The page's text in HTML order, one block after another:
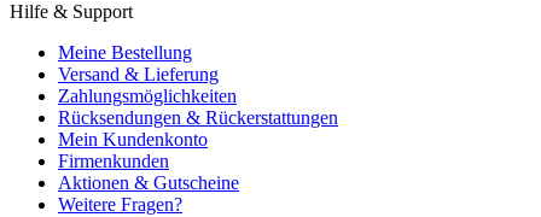
Hilfe & Support
Meine Bestellung
Versand & Lieferung
Zahlungsmöglichkeiten
Rücksendungen & Rückerstattungen
Mein Kundenkonto
Firmenkunden
Aktionen & Gutscheine
Weitere Fragen?